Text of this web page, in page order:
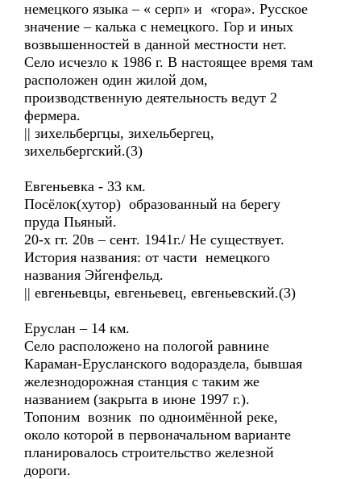
немецкого языка – « серп» и «гора». Русское
значение – калька с немецкого. Гор и иных
возвышенностей в данной местности нет.
Село исчезло к 1986 г. В настоящее время там
расположен один жилой дом,
производственную деятельность ведут 2
фермера.
|| зихельбергцы, зихельбергец,
зихельбергский.(3)
Евгеньевка - 33 км.
Посёлок(хутор) образованный на берегу
пруда Пьяный.
20-х гг. 20в – сент. 1941г./ Не существует.
История названия: от части немецкого
названия Эйгенфельд.
|| евгеньевцы, евгеньевец, евгеньевский.(3)
Еруслан – 14 км.
Село расположено на пологой равнине
Караман-Ерусланского водораздела, бывшая
железнодорожная станция с таким же
названием (закрыта в июне 1997 г.).
Топоним возник по одноимённой реке,
около которой в первоначальном варианте
планировалось строительство железной
дороги.